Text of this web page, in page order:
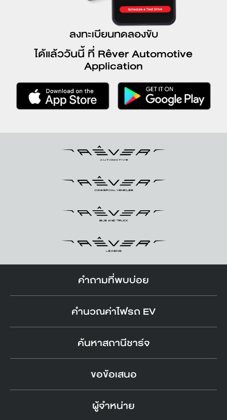
ลงทะเบียนทดลองขับ
ได้แล้ววันนี้ ที่ Rêver Automotive
Application
คำถามที่พบบ่อย
คำนวณค่าไฟรถ EV
ค้นหาสถานีชาร์จ
ขอข้อเสนอ
ผู้จำหน่าย